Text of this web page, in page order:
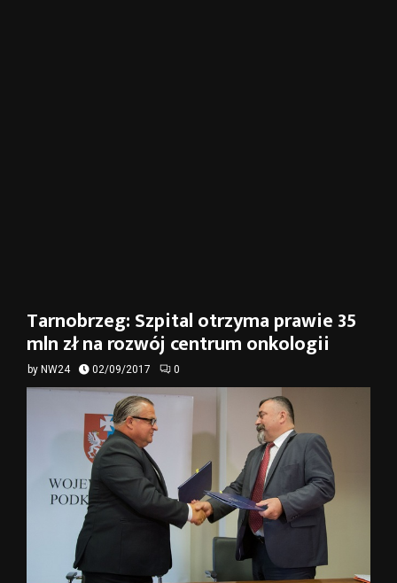
Tarnobrzeg: Szpital otrzyma prawie 35
mln zł na rozwój centrum onkologii
by NW24 02/09/2017 0